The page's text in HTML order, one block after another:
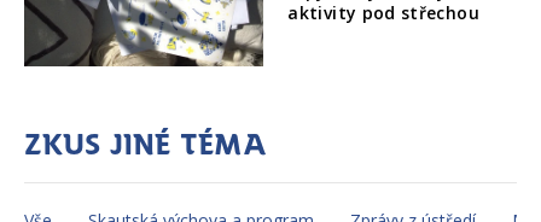
aktivity pod střechou
Zkus jiné téma